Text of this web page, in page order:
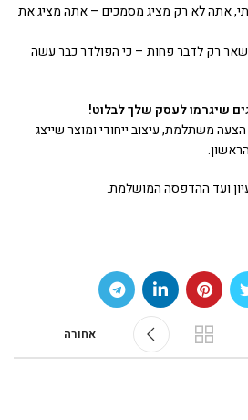
אתה לא רק מציג מסמכים – אתה מציג את
רק לדבר פחות – כי הפולדר כבר עשה
שיגרמו לעסק שלך לבלוט!
משתלמת, עיצוב ייחודי ומוצר שייצג
ועד ההדפסה המושלמת.
אחורה